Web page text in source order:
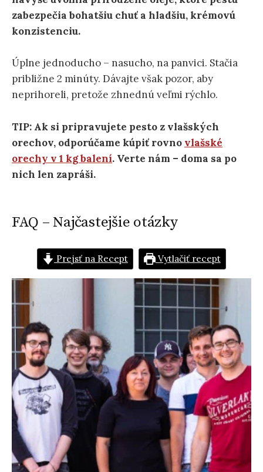
zabezpečia bohatšiu chuť a hladšiu, krémovú
konzistenciu.
Úplne jednoducho – nasucho, na panvici. Stačia
približne 2 minúty. Dávajte však pozor, aby
neprihoreli, pretože zhnednú veľmi rýchlo.
TIP: Ak si pripravujete pesto z vlašských
orechov, odporúčame kúpiť rovno vlašské
orechy v 1 kg balení. Verte nám – doma sa po
nich len zapráši.
FAQ – Najčastejšie otázky
Prejsť na Recept Vytlačiť recept